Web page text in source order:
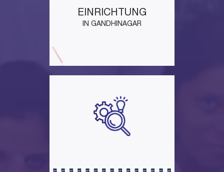
EINRICHTUNG
IN GANDHINAGAR